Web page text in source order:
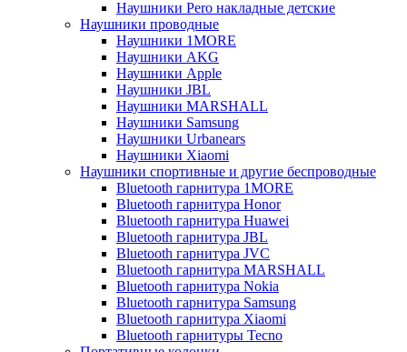
Наушники Pero накладные детские
Наушники проводные
Наушники 1MORE
Наушники AKG
Наушники Apple
Наушники JBL
Наушники MARSHALL
Наушники Samsung
Наушники Urbanears
Наушники Xiaomi
Наушники спортивные и другие беспроводные
Bluetooth гарнитура 1MORE
Bluetooth гарнитура Honor
Bluetooth гарнитура Huawei
Bluetooth гарнитура JBL
Bluetooth гарнитура JVC
Bluetooth гарнитура MARSHALL
Bluetooth гарнитура Nokia
Bluetooth гарнитура Samsung
Bluetooth гарнитура Xiaomi
Bluetooth гарнитуры Tecno